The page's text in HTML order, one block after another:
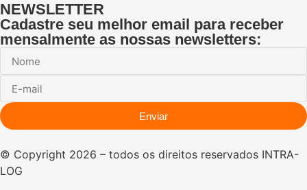
NEWSLETTER
Cadastre seu melhor email para receber
mensalmente as nossas newsletters:
Enviar
© Copyright 2026 – todos os direitos reservados INTRA-
LOG